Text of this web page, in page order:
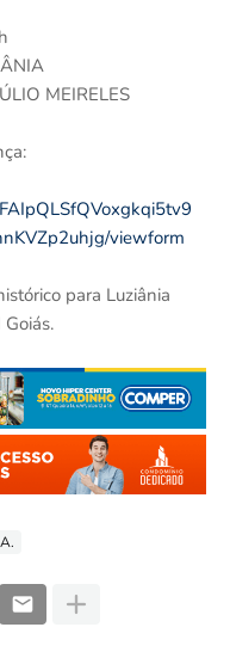
MEIRELES
viewform
para Luziânia